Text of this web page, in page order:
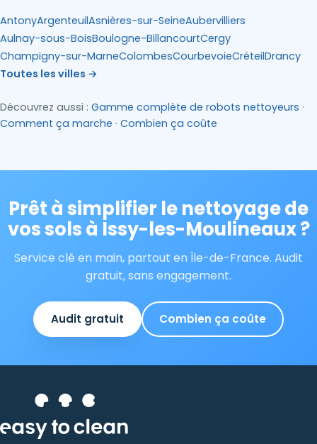
AntonyArgenteuilAsnières-sur-SeineAubervilliers
Aulnay-sous-BoisBoulogne-BillancourtCergy
Champigny-sur-MarneColombesCourbevoieCréteilDrancy
Toutes les villes →
Découvrez aussi : Gamme complète de robots nettoyeurs ·
Comment ça marche · Combien ça coûte
Prêt à simplifier le nettoyage de
vos sols à Issy-les-Moulineaux ?
Service clé en main, partout en Île-de-France. Audit
gratuit, sans engagement.
Audit gratuit Combien ça coûte